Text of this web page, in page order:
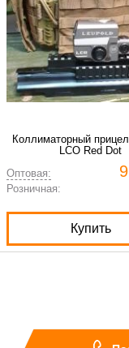
Коллиматорный
LCO Red Dot
Оптовая:
Розничная:
Купить